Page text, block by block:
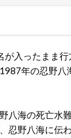
が入ったまま
年の忍野八
八海の死亡水
忍野八海に伝